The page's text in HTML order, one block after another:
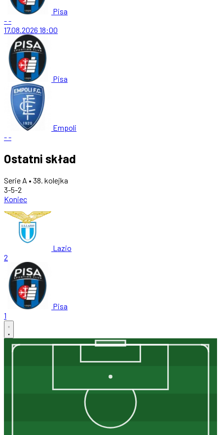
Pisa
--
17.08.2026 18:00
Pisa
Empoli
--
Ostatni skład
Serie A • 38. kolejka
3-5-2
Koniec
Lazio
2
Pisa
1